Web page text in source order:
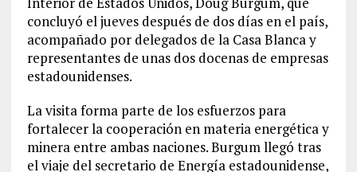
concluyó el jueves después de dos días en el país,
acompañado por delegados de la Casa Blanca y
representantes de unas dos docenas de empresas
estadounidenses.
La visita forma parte de los esfuerzos para
fortalecer la cooperación en materia energética y
minera entre ambas naciones. Burgum llegó tras
el viaje del secretario de Energía estadounidense,